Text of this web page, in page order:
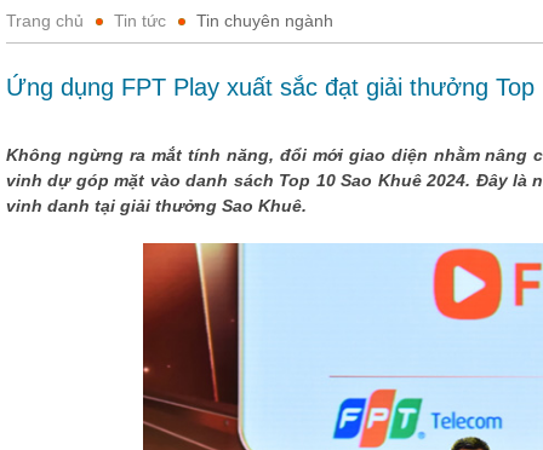
Trang chủ Tin tức Tin chuyên ngành
Ứng dụng FPT Play xuất sắc đạt giải thưởng Top
Không ngừng ra mắt tính năng, đổi mới giao diện nhằm nâng
vinh dự góp mặt vào danh sách Top 10 Sao Khuê 2024. Đây là
vinh danh tại giải thưởng Sao Khuê.